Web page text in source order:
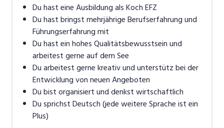
Du hast eine Ausbildung als Koch EFZ
Du hast bringst mehrjährige Berufserfahrung und
Führungserfahrung mit
Du hast ein hohes Qualitätsbewusstsein und
arbeitest gerne auf dem See
Du arbeitest gerne kreativ und unterstütz bei der
Entwicklung von neuen Angeboten
Du bist organisiert und denkst wirtschaftlich
Du sprichst Deutsch (jede weitere Sprache ist ein
Plus)